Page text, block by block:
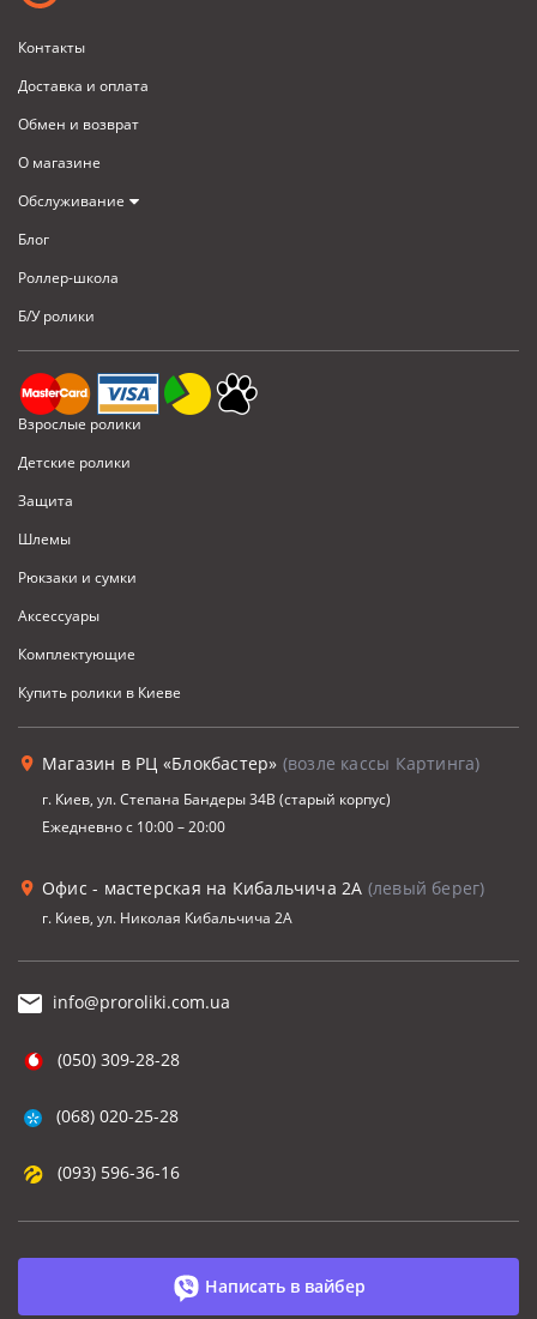
Контакты
Доставка и оплата
Обмен и возврат
О магазине
Обслуживание
Блог
Роллер-школа
Б/У ролики
Взрослые ролики
Детские ролики
Защита
Шлемы
Рюкзаки и сумки
Аксессуары
Комплектующие
Купить ролики в Киеве
Магазин в РЦ «Блокбастер» (возле кассы Картинга)
г. Киев, ул. Степана Бандеры 34В (старый корпус)
Ежедневно с 10:00 – 20:00
Офис - мастерская на Кибальчича 2А (левый берег)
г. Киев, ул. Николая Кибальчича 2А
info@proroliki.com.ua
(050) 309-28-28
(068) 020-25-28
(093) 596-36-16
Написать в вайбер